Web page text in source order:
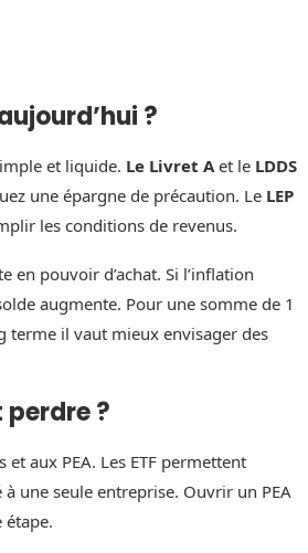
?
et liquide. Le Livret Aet le LDDS
une épargne de précaution. Le LEP
les conditions de revenus.
pouvoir d’achat. Si l’inflation
augmente. Pour une somme de 1
il vaut mieux envisager des
?
et aux PEA. Les ETF permettent
une seule entreprise. Ouvrir un PEA